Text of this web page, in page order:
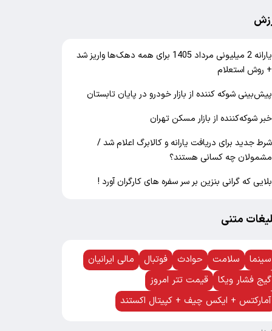
یارانه 2 میلیونی مرداد 1405 برای همه دهک‌ها واریز شد
+ روش استعلام
پیش‌بینی شوکه کننده از بازار خودرو در پایان تابستان
خبر شوکه‌کننده از بازار مسکن تهران
شرط جدید برای دریافت یارانه و کالابرگ اعلام شد /
مشمولان چه کسانی هستند؟
بلایی که گرانی بنزین بر سر سفره های کارگران آورد !
متنی
سینما سلامت حوادث فوتبال
مالی ایرانیان
گیج فشار ویکا
قیمت تتر امروز
آمارکتس + ایکس چیف + کپیتال اکستند